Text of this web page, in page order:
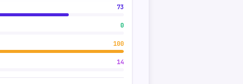
73
0
100
14